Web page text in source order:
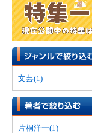
文芸(1)
片桐洋一(1)